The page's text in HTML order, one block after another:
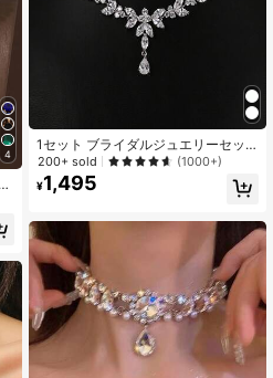
4
1セット ブライダルジュエリーセッ
ト リーフペンダントネックレスとピ
アス、ファッションパーティードレ
スアクセサリー ハロウィン
200+ sold (1000+)
¥1,495